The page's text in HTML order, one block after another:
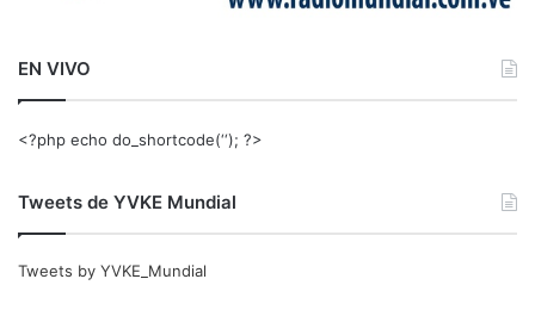
EN VIVO
<?php echo do_shortcode(‘‘); ?>
Tweets de YVKE Mundial
Tweets by YVKE_Mundial